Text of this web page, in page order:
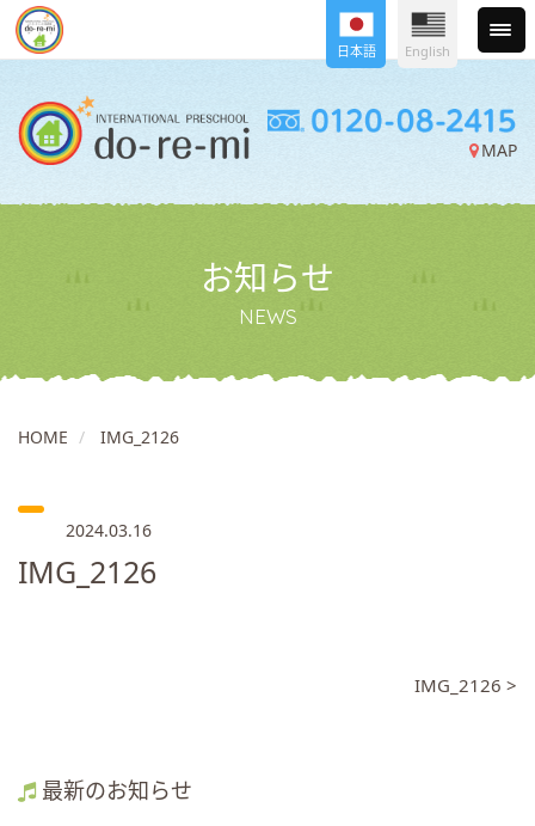
MAP
日本語 English
お知らせ
NEWS
HOME IMG_2126
2024.03.16
IMG_2126
IMG_2126 >
最新のお知らせ